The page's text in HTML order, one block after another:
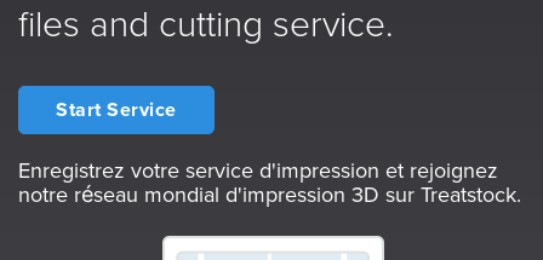
files and cutting service.
Start Service
Enregistrez votre service d'impression et rejoignez
notre réseau mondial d'impression 3D sur Treatstock.